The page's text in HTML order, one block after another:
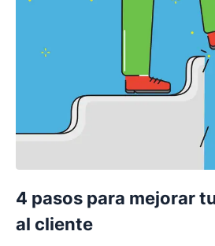
4 pasos para mejorar
al cliente